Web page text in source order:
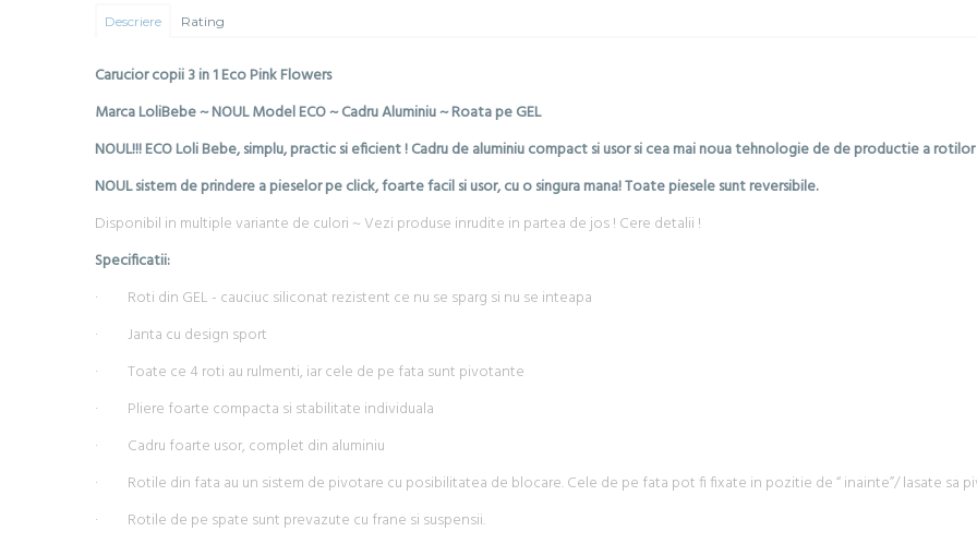
Descriere Rating
Carucior copii 3 in 1 Eco Pink Flowers
Marca LoliBebe ~ NOUL Model ECO ~ Cadru Aluminiu ~ Roata pe GEL
NOUL!!! ECO Loli Bebe, simplu, practic si eficient ! Cadru de aluminiu compact si usor si cea mai noua tehnologie de de productie a rotilor
NOUL sistem de prindere a pieselor pe click, foarte facil si usor, cu o singura mana! Toate piesele sunt reversibile.
Disponibil in multiple variante de culori ~ Vezi produse inrudite in partea de jos ! Cere detalii !
Specificatii:
· Roti din GEL - cauciuc siliconat rezistent ce nu se sparg si nu se inteapa
· Janta cu design sport
· Toate ce 4 roti au rulmenti, iar cele de pe fata sunt pivotante
· Pliere foarte compacta si stabilitate individuala
· Cadru foarte usor, complet din aluminiu
· Rotile din fata au un sistem de pivotare cu posibilitatea de blocare. Cele de pe fata pot fi fixate in pozitie de “ inainte”/ lasate sa
· Rotile de pe spate sunt prevazute cu frane si suspensii.